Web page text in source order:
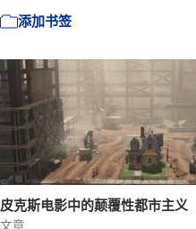
添加书签
皮克斯电影中的颠覆性都市主义
文章